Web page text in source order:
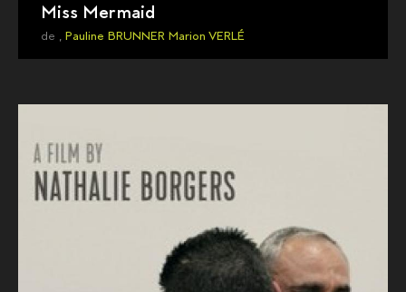
Miss Mermaid
de , Pauline BRUNNER Marion VERLÉ